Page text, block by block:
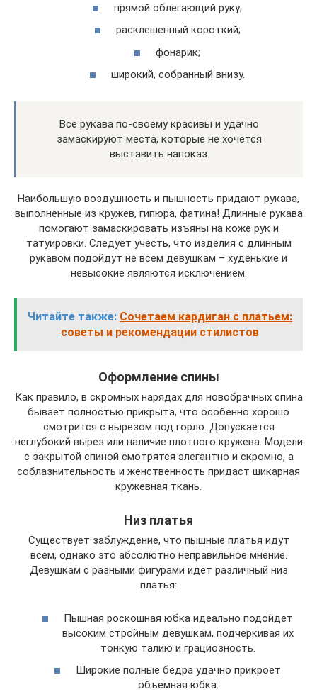
прямой облегающий руку;
расклешенный короткий;
фонарик;
широкий, собранный внизу.
Все рукава по-своему красивы и удачно
замаскируют места, которые не хочется
выставить напоказ.
Наибольшую воздушность и пышность придают рукава,
выполненные из кружев, гипюра, фатина! Длинные рукава
помогают замаскировать изъяны на коже рук и
татуировки. Следует учесть, что изделия с длинным
рукавом подойдут не всем девушкам – худенькие и
невысокие являются исключением.
Читайте также: Сочетаем кардиган с платьем:
советы и рекомендации стилистов
Оформление спины
Как правило, в скромных нарядах для новобрачных спина
бывает полностью прикрыта, что особенно хорошо
смотрится с вырезом под горло. Допускается
неглубокий вырез или наличие плотного кружева. Модели
с закрытой спиной смотрятся элегантно и скромно, а
соблазнительность и женственность придаст шикарная
кружевная ткань.
Низ платья
Существует заблуждение, что пышные платья идут
всем, однако это абсолютно неправильное мнение.
Девушкам с разными фигурами идет различный низ
платья:
Пышная роскошная юбка идеально подойдет
высоким стройным девушкам, подчеркивая их
тонкую талию и грациозность.
Широкие полные бедра удачно прикроет
объемная юбка.